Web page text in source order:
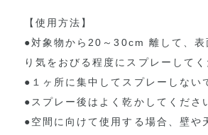
【使用方法】
●対象物から20～30cm 離して、表
り気をおびる程度にスプレーしてく
●１ヶ所に集中してスプレーしない
●スプレー後はよく乾かしてくださ
●空間に向けて使用する場合、壁や